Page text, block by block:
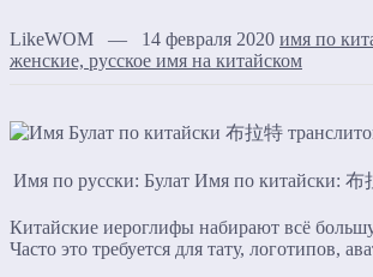
LikeWOM — 14 февраля 2020 имя по
женские, русское имя на китайском
Имя по русски: Булат Имя по китайски: 布
Китайские иероглифы набирают всё
Часто это требуется для тату, логотипов,